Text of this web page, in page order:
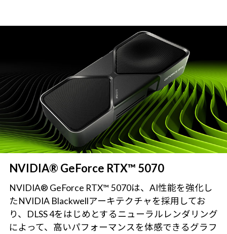
NVIDIA® GeForce RTX™ 5070
NVIDIA® GeForce RTX™ 5070は、AI性能を強化し
たNVIDIA Blackwellアーキテクチャを採用してお
り、DLSS 4をはじめとするニューラルレンダリング
によって、高いパフォーマンスを体感できるグラフ